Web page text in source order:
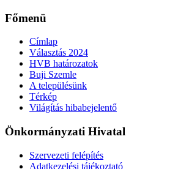
Főmenü
Címlap
Választás 2024
HVB határozatok
Buji Szemle
A településünk
Térkép
Világítás hibabejelentő
Önkormányzati Hivatal
Szervezeti felépítés
Adatkezelési tájékoztató